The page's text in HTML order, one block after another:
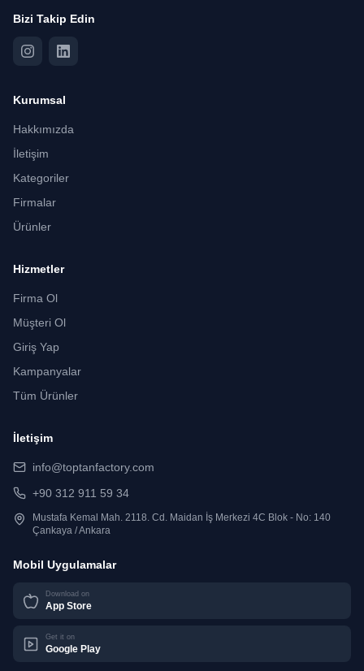
Bizi Takip Edin
Kurumsal
Hakkımızda
İletişim
Kategoriler
Firmalar
Ürünler
Hizmetler
Firma Ol
Müşteri Ol
Giriş Yap
Kampanyalar
Tüm Ürünler
İletişim
info@toptanfactory.com
+90 312 911 59 34
Mustafa Kemal Mah. 2118. Cd. Maidan İş Merkezi 4C Blok - No: 140
Çankaya / Ankara
Mobil Uygulamalar
Download on
App Store
Get it on
Google Play